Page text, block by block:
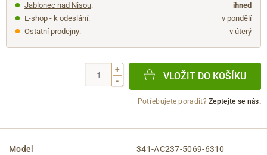
Jablonec nad Nisou:
ihned
E-shop - k odeslání:
v pondělí
Ostatní prodejny: v úterý
+
-
VLOŽIT DO KOŠÍKU
Potřebujete poradit?Zeptejte se nás.
Model 341-AC237-5069-6310